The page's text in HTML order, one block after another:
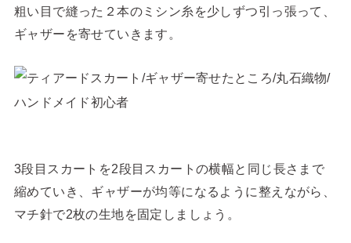
粗い目で縫った２本のミシン糸を少しずつ引っ張って、
ギャザーを寄せていきます。
3段目スカートを2段目スカートの横幅と同じ長さまで
縮めていき、ギャザーが均等になるように整えながら、
マチ針で2枚の生地を固定しましょう。